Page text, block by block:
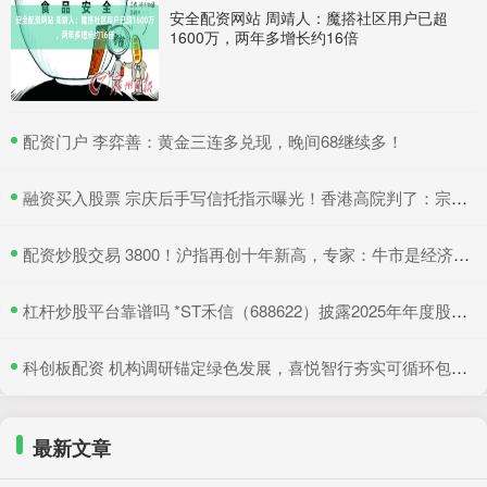
安全配资网站 周靖人：魔搭社区用户已超
1600万，两年多增长约16倍
​配资门户 李弈善：黄金三连多兑现，晚间68继续多！
​融资买入股票 宗庆后手写信托指示曝光！香港高院判了：宗馥莉暂不得挪动汇丰账户资产
​配资炒股交易 3800！沪指再创十年新高，专家：牛市是经济增长重要引擎
​杠杆炒股平台靠谱吗 *ST禾信（688622）披露2025年年度股东会决议公告，5月22日股价上涨3.33%
​科创板配资 机构调研锚定绿色发展，喜悦智行夯实可循环包装行业优势
最新文章